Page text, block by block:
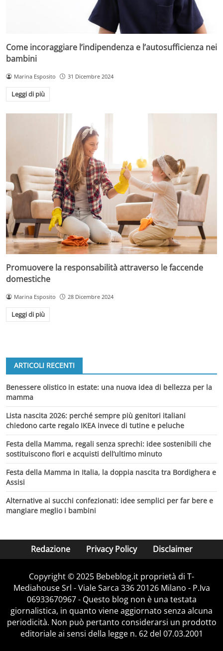
Come incoraggiare l’indipendenza e l’autosufficienza nei
bambini
Marina Esposito 31 Dicembre 2024
Leggi di più
Promuovere la responsabilità attraverso le faccende
domestiche
Marina Esposito 28 Dicembre 2024
Leggi di più
ARTICOLI RECENTI
Benessere olistico in estate: una nuova idea di bellezza per la
mamma
Lista nascita 2026: perché sempre più genitori italiani
chiedono carte regalo IKEA invece di tutine e peluche
Festa della Mamma, regali senza sprechi: idee sostenibili che
sostituiscono fiori e acquisti dell’ultimo minuto
Festa della Mamma in Italia, la doppia nascita tra Bordighera e
Assisi
Alternative ai succhi confezionati: idee semplici per far bere e
mangiare meglio i bambini
Redazione Privacy Policy Disclaimer
Copyright © 2025 Bebeblog.it proprietà di T-
Mediahouse Srl - Viale Sarca 336 20126 Milano - P.Iva
06933670967 - Questo blog non è una testata
giornalistica, in quanto viene aggiornato senza alcuna
periodicità. Non può pertanto considerarsi un prodotto
editoriale ai sensi della legge n. 62 del 07.03.2001